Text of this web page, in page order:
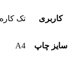
کاربری تک کاره
سایز چاپ A4